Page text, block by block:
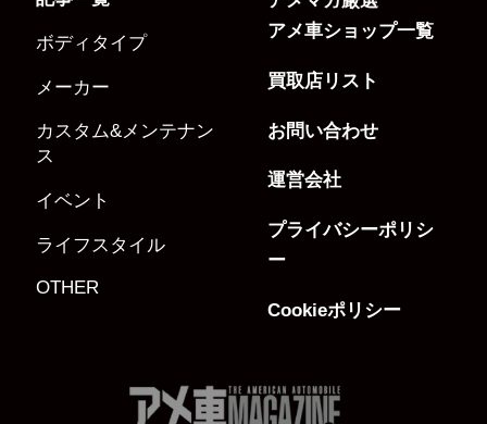
ボディタイプ
メーカー
カスタム&メンテナン
ス
イベント
ライフスタイル
OTHER
アメ車ショップ一覧
買取店リスト
お問い合わせ
運営会社
プライバシーポリシ
ー
Cookieポリシー